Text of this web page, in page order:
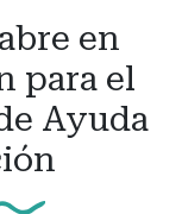
en
para el
Ayuda